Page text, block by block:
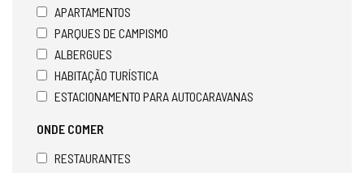
APARTAMENTOS
PARQUES DE CAMPISMO
ALBERGUES
HABITAÇÃO TURÍSTICA
ESTACIONAMENTO PARA AUTOCARAVANAS
ONDE COMER
RESTAURANTES